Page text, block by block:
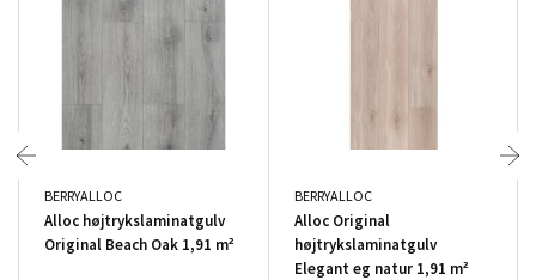
BERRYALLOC
Alloc højtrykslaminatgulv
Original Beach Oak 1,91 m²
BERRYALLOC
Alloc Original
højtrykslaminatgulv
Elegant eg natur 1,91 m²